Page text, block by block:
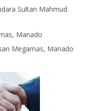
Sultan Mahmud
Manado
Megamas, Manado